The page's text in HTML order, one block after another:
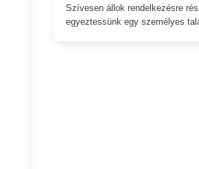
Szívesen állok rendelkezésre
egyeztessünk egy személyes